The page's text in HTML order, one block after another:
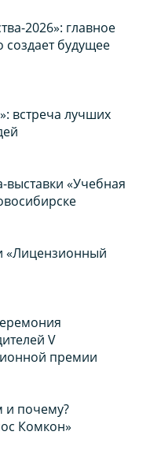
2026»: главное
создает будущее
встреча лучших
«Учебная
«Лицензионный
V
премии
и почему?
Комкон»